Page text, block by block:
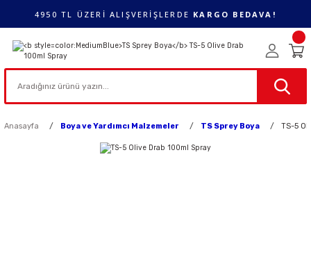
4950 TL ÜZERİ ALIŞVERİŞLERDE KARGO BEDAVA!
Anasayfa Boya ve Yardımcı Malzemeler TS Sprey Boya TS-5